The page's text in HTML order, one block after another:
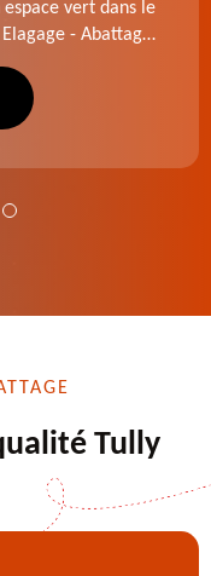
vert dans le
- Abattage
offert.
Tully